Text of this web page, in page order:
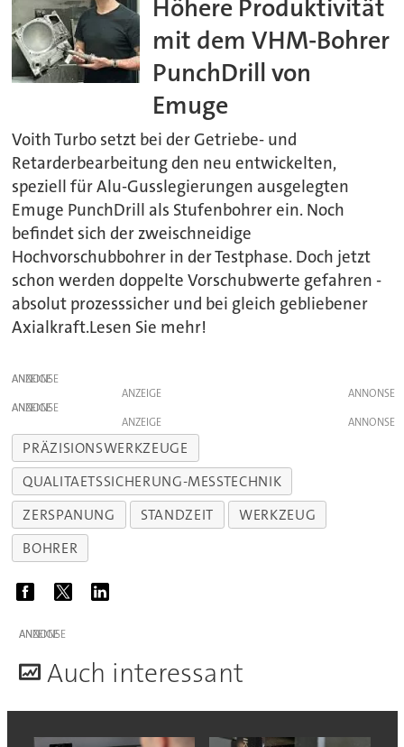
Höhere Produktivität
mit dem VHM-Bohrer
PunchDrill von
Emuge
Voith Turbo setzt bei der Getriebe- und
Retarderbearbeitung den neu entwickelten,
speziell für Alu-Gusslegierungen ausgelegten
Emuge PunchDrill als Stufenbohrer ein. Noch
befindet sich der zweischneidige
Hochvorschubbohrer in der Testphase. Doch jetzt
schon werden doppelte Vorschubwerte gefahren -
absolut prozesssicher und bei gleich gebliebener
Axialkraft.Lesen Sie mehr!
ANZEIGE
ANZEIGE
ANZEIGE
ANZEIGE
PRÄZISIONSWERKZEUGE
QUALITAETSSICHERUNG-MESSTECHNIK
ZERSPANUNG
STANDZEIT
WERKZEUG
BOHRER
ANZEIGE
Auch interessant